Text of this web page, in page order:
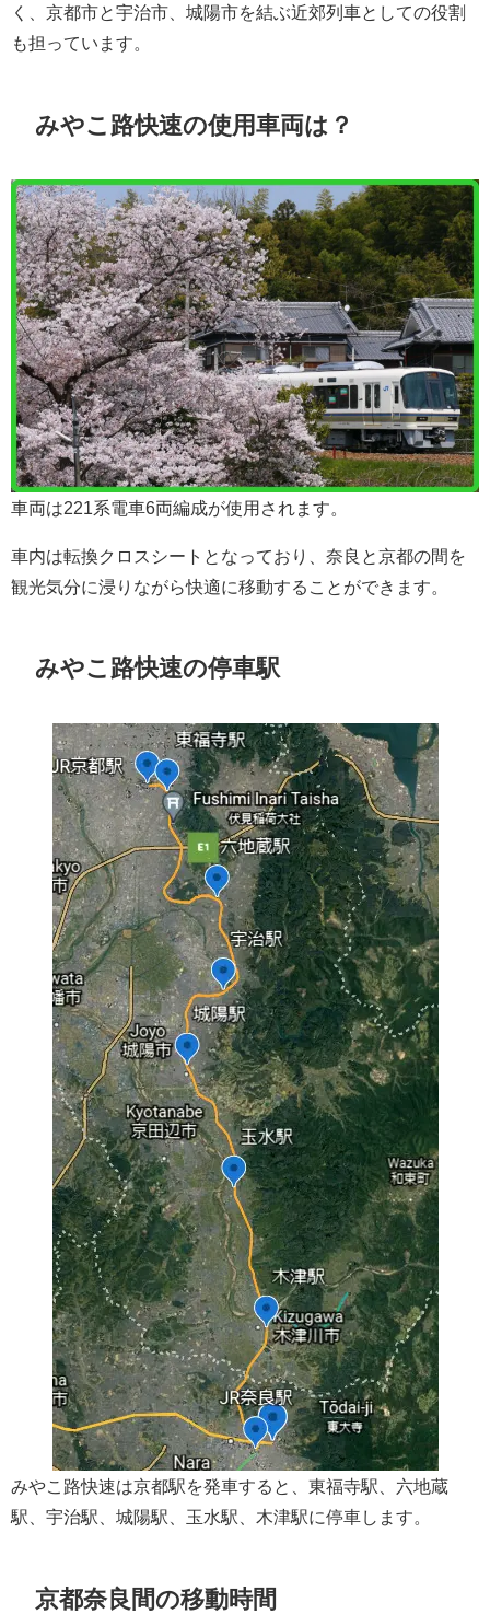
く、京都市と宇治市、城陽市を結ぶ近郊列車としての役割
も担っています。
みやこ路快速の使用車両は？
車両は221系電車6両編成が使用されます。
車内は転換クロスシートとなっており、奈良と京都の間を
観光気分に浸りながら快適に移動することができます。
みやこ路快速の停車駅
みやこ路快速は京都駅を発車すると、東福寺駅、六地蔵
駅、宇治駅、城陽駅、玉水駅、木津駅に停車します。
京都奈良間の移動時間